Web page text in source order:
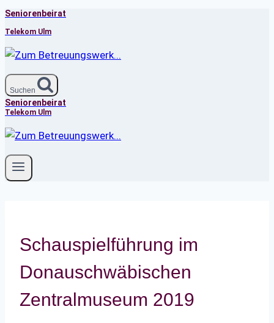
Zum
Inhalt
springen
Seniorenbeirat
Telekom Ulm
Suchen
Seniorenbeirat
Telekom Ulm
Schauspielführung im
Donauschwäbischen
Zentralmuseum 2019